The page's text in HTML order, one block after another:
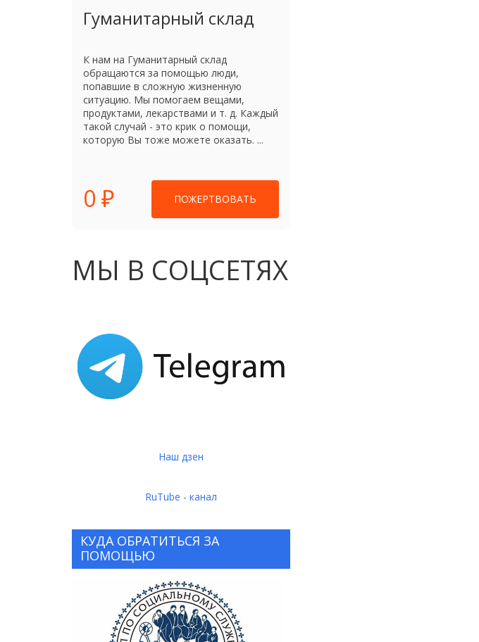
Гуманитарный склад
К нам на Гуманитарный склад
обращаются за помощью люди,
попавшие в сложную жизненную
ситуацию. Мы помогаем вещами,
продуктами, лекарствами и т. д. Каждый
такой случай - это крик о помощи,
которую Вы тоже можете оказать. ...
0 ₽ ПОЖЕРТВОВАТЬ
МЫ В СОЦСЕТЯХ
Наш дзен
RuTube - канал
КУДА ОБРАТИТЬСЯ ЗА
ПОМОЩЬЮ